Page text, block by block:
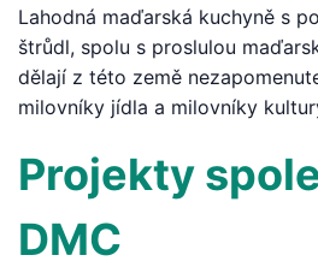
Lahodná maďarská kuchyně s
štrůdl, spolu s proslulou
dělají z této země
milovníky jídla a milovníky
Projekty
DMC